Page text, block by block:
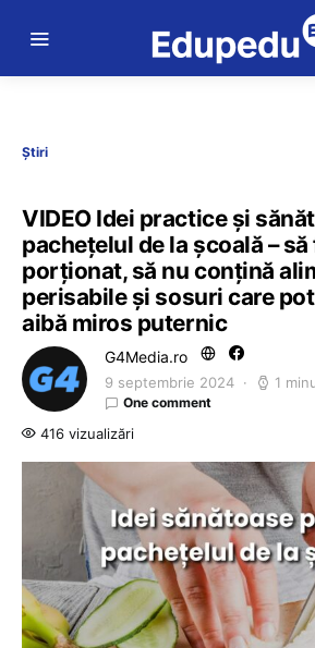
Știri
VIDEO Idei practice și
pachețelul de la școală –
porționat, să nu conțină
perisabile și sosuri care
aibă miros puternic
G4Media.ro
9 septembrie 2024 1
One comment
416 vizualizări